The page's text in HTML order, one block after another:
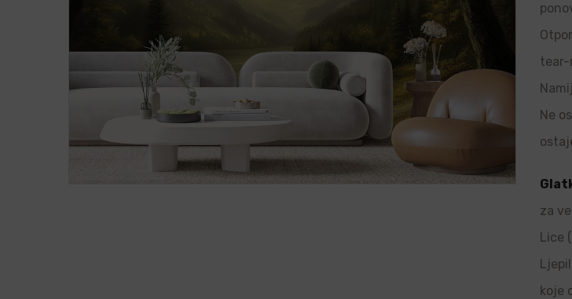
tear-
Ne
za
Lice
koje